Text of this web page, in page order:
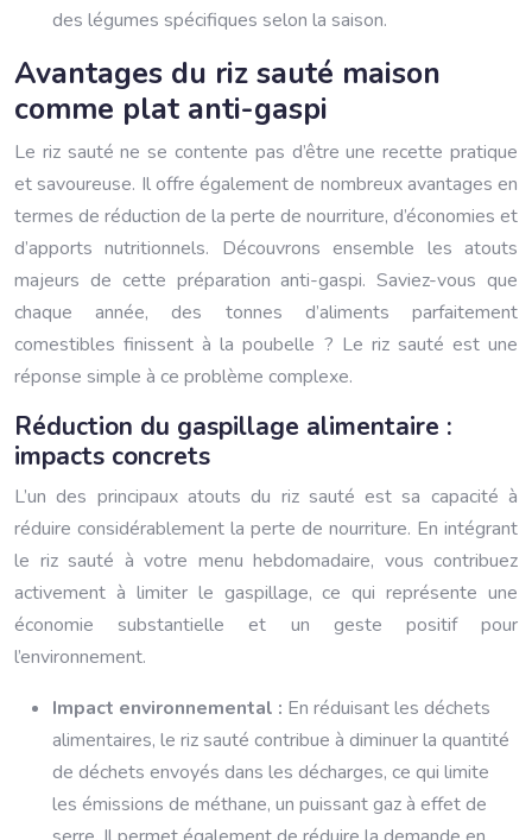
des légumes spécifiques selon la saison.
Avantages du riz sauté maison
comme plat anti-gaspi
Le riz sauté ne se contente pas d’être une recette pratique
et savoureuse. Il offre également de nombreux avantages en
termes de réduction de la perte de nourriture, d’économies et
d’apports nutritionnels. Découvrons ensemble les atouts
majeurs de cette préparation anti-gaspi. Saviez-vous que
chaque année, des tonnes d’aliments parfaitement
comestibles finissent à la poubelle ? Le riz sauté est une
réponse simple à ce problème complexe.
Réduction du gaspillage alimentaire :
impacts concrets
L’un des principaux atouts du riz sauté est sa capacité à
réduire considérablement la perte de nourriture. En intégrant
le riz sauté à votre menu hebdomadaire, vous contribuez
activement à limiter le gaspillage, ce qui représente une
économie substantielle et un geste positif pour
l’environnement.
Impact environnemental : En réduisant les déchets
alimentaires, le riz sauté contribue à diminuer la quantité
de déchets envoyés dans les décharges, ce qui limite
les émissions de méthane, un puissant gaz à effet de